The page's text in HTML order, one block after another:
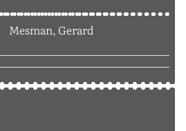
Mesman, Gerard